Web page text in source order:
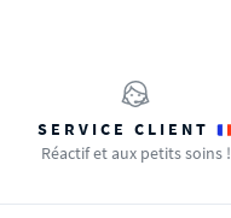
SERVICE CLIENT
Réactif et aux petits soins !